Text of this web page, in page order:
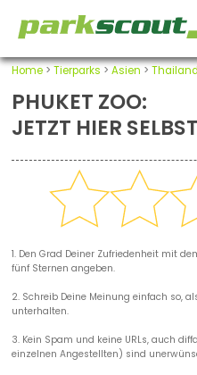
Home> Tierparks > Asien > Thailand
PHUKET ZOO:
JETZT HIER
1. Den Grad Deiner Zufriedenheit mit
fünf Sternen angeben.
2. Schreib Deine Meinung einfach so,
unterhalten.
3. Kein Spam und keine URLs, auch
einzelnen Angestellten) sind